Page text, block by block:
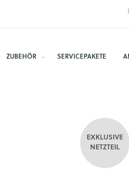
ZUBEHÖR SERVICEPAKETE
EXKLUSIVE
NETZTEIL